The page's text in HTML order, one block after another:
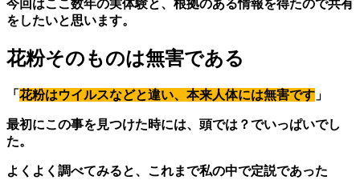
今回はここ数年の実体験と、根拠のある情報を得たので共有
をしたいと思います。
花粉そのものは無害である
「 花粉はウイルスなどと違い、本来人体には無害です 」
最初にこの事を見つけた時には、頭では？でいっぱいでし
た。
よくよく調べてみると、これまで私の中で定説であった